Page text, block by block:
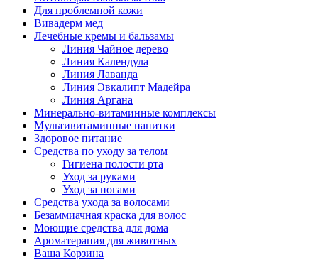
Для проблемной кожи
Вивадерм мед
Лечебные кремы и бальзамы
Линия Чайное дерево
Линия Календула
Линия Лаванда
Линия Эвкалипт Мадейра
Линия Аргана
Минерально-витаминные комплексы
Мультивитаминные напитки
Здоровое питание
Средства по уходу за телом
Гигиена полости рта
Уход за руками
Уход за ногами
Средства ухода за волосами
Безаммиачная краска для волос
Моющие средства для дома
Ароматерапия для животных
Ваша Корзина